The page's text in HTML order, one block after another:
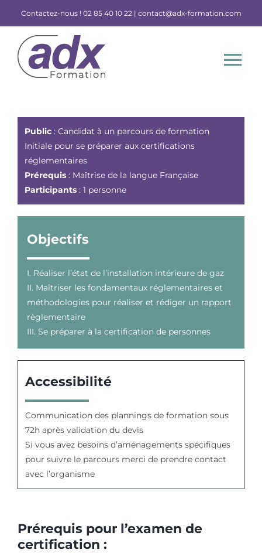
content
Contactez-nous ! 02 85 40 10 22 | contact@adx-formation.com
Financement
Public : Candidat à un parcours de formation
Initiale pour se préparer aux certifications
réglementaires
Prérequis : Maîtrise de la langue Française
Participants : 1 personne
Objectifs
I. Réaliser l’état de l’installation intérieure de gaz
II. Maîtriser les fondamentaux réglementaires et
méthodologies pour réaliser et rédiger un rapport
règlementaire
III. Se préparer à la certification de personnes
Accessibilité
Communication des plannings de formation sous
72h après validation du devis
Si vous avez besoins d’aménagements spécifiques
pour suivre le parcours merci de prendre contact
avec l’organisme
Prérequis pour l’examen de
certification :